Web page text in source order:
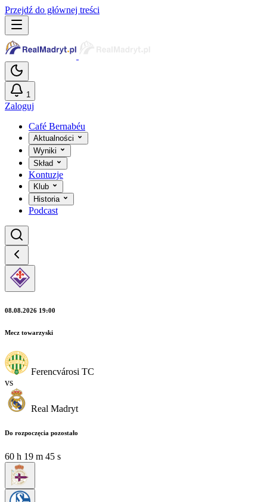
Przejdź do głównej treści
1
Zaloguj
Café Bernabéu
Aktualności
Wyniki
Skład
Kontuzje
Klub
Historia
Podcast
08.08.2026 19:00
Mecz towarzyski
Ferencvárosi TC
vs
Real Madryt
Do rozpoczęcia pozostało
60 h 19 m 45 s